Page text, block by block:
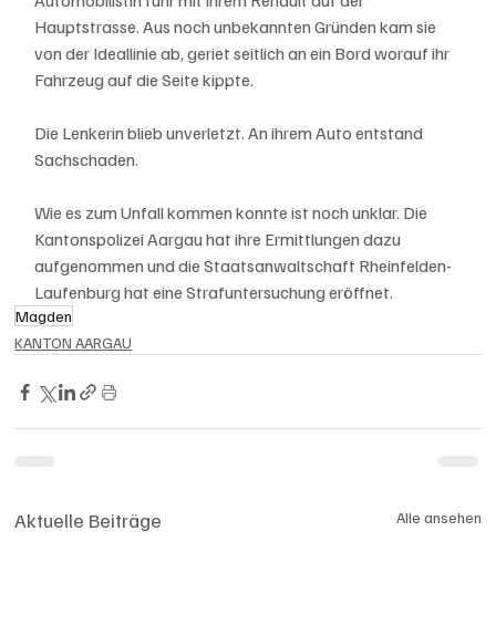
Hauptstrasse. Aus noch unbekannten Gründen kam sie
von der Ideallinie ab, geriet seitlich an ein Bord worauf ihr
Fahrzeug auf die Seite kippte.
Die Lenkerin blieb unverletzt. An ihrem Auto entstand
Sachschaden.
Wie es zum Unfall kommen konnte ist noch unklar. Die
Kantonspolizei Aargau hat ihre Ermittlungen dazu
aufgenommen und die Staatsanwaltschaft Rheinfelden-
Laufenburg hat eine Strafuntersuchung eröffnet.
Magden
KANTON AARGAU
Aktuelle Beiträge Alle ansehen